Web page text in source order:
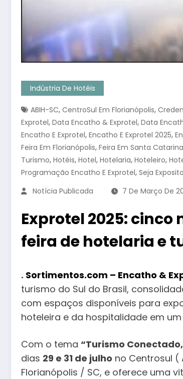
Indústria De Hotéis
ABIH-SC, CentroSul Em Florianópolis,
Exprotel, Data Encatho & Exprotel, Data
Encatho E Exprotel, Encatho E Exprotel 2025,
Feira Em Florianópolis, Feira Em Santa Catarina
Turismo, Hotéis, Hotel, Hotelaria, Hoteleiro,
Programação Encatho E Exprotel, Seja
Notícia Publicada
7 De Março De
Exprotel 2025:
feira de hotelaria e
. Sortimentos.com – Encatho &
turismo do Sul do Brasil,
com espaços disponíveis para
hoteleira e da hospitalidade em
Com o tema “Turismo
dias 29 e 31 de julho no Centrosul (
Florianópolis / SC, e oferece uma